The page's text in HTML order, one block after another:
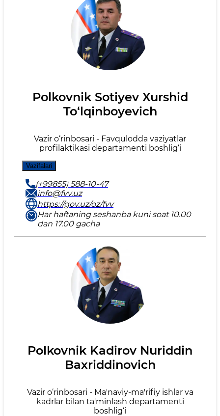
Polkovnik Sotiyev Xurshid
To‘lqinboyevich
Vazir o‘rinbosari - Favqulodda vaziyatlar
profilaktikasi departamenti boshlig‘i
Vazifalari
(+99855) 588-10-47
info@fvv.uz
https://gov.uz/oz/fvv
Har haftaning seshanba kuni soat 10.00
dan 17.00 gacha
Polkovnik Kadirov Nuriddin
Baxriddinovich
Vazir o‘rinbosari - Ma'naviy-ma'rifiy ishlar va
kadrlar bilan ta'minlash departamenti
boshlig‘i